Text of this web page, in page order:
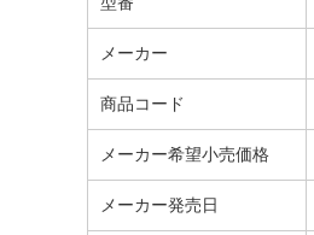
メーカー
商品コード
メーカー希望小売価格
メーカー発売日